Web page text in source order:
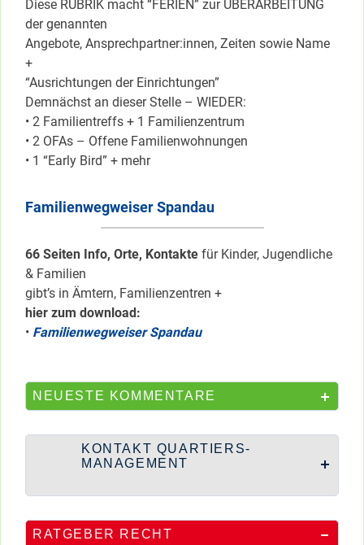
Diese RUBRIK macht “FERIEN” zur ÜBERARBEITUNG
der genannten
Angebote, Ansprechpartner:innen, Zeiten sowie Name
+
“Ausrichtungen der Einrichtungen”
Demnächst an dieser Stelle – WIEDER:
• 2 Familientreffs + 1 Familienzentrum
• 2 OFAs – Offene Familienwohnungen
• 1 “Early Bird” + mehr
Familienwegweiser Spandau
66 Seiten Info, Orte, Kontakte für Kinder, Jugendliche
& Familien
gibt’s in Ämtern, Familienzentren +
hier zum download:
• Familienwegweiser Spandau
NEUESTE KOMMENTARE
KONTAKT QUARTIERS-
MANAGEMENT
RATGEBER RECHT